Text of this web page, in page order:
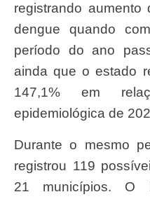
registrando
dengue quando
período do ano
ainda que o estado
147,1% em
epidemiológica de
Durante o mesmo período de 2021, o Piauí
registrou 119
21 municípios. O